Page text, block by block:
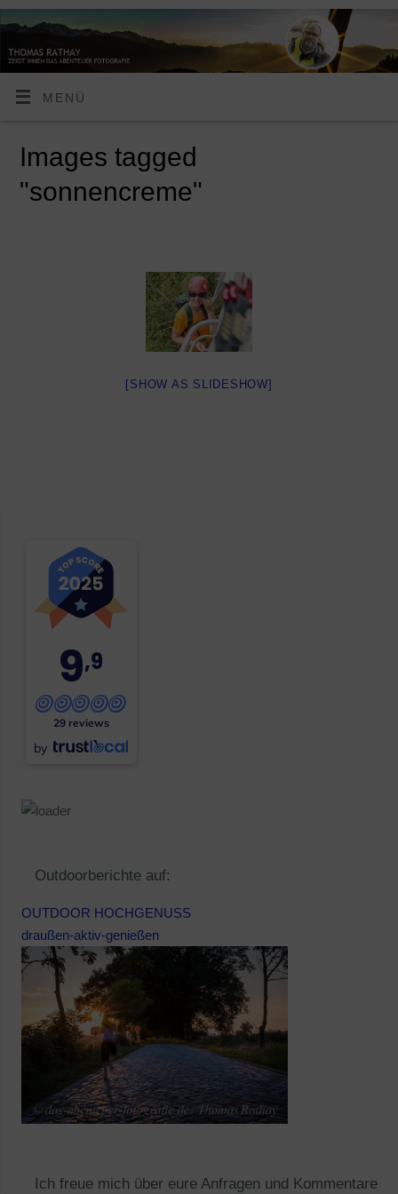
MENÜ
Images tagged
"sonnencreme"
[SHOW AS SLIDESHOW]
9,9
29 reviews
by
Outdoorberichte auf:
OUTDOOR HOCHGENUSS
draußen-aktiv-genießen
Ich freue mich über eure Anfragen und Kommentare